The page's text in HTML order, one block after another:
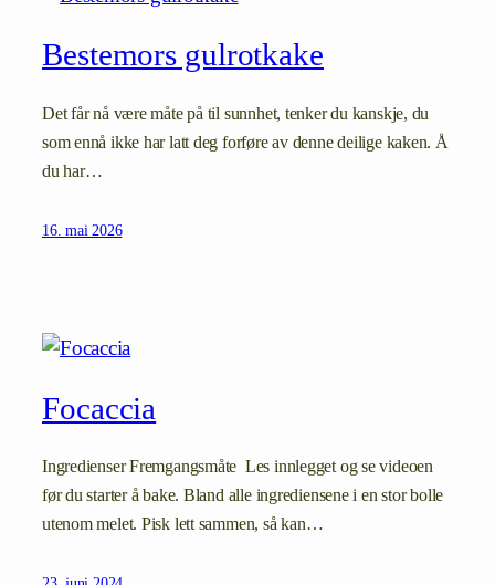
Bestemors gulrotkake
Det får nå være måte på til sunnhet, tenker du kanskje, du
som ennå ikke har latt deg forføre av denne deilige kaken. Å
du har…
16. mai 2026
Focaccia
Ingredienser Fremgangsmåte Les innlegget og se videoen
før du starter å bake. Bland alle ingrediensene i en stor bolle
utenom melet. Pisk lett sammen, så kan…